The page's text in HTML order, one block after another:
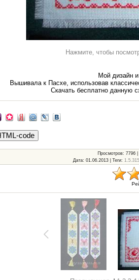
Нажмите, чтобы
Мой дизайн
Вышивала к Пасхе, использовав
Скачать бесплатно данную
Просмотров: 7796 |
Дата: 01.06.2013 |Теги: